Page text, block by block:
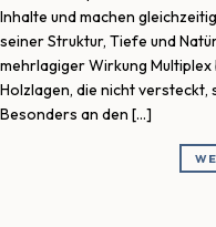
Inhalte und machen
seiner Struktur, Tiefe und
mehrlagiger Wirkung
Holzlagen, die nicht
Besonders an den […]